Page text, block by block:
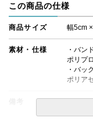
この商品の仕様
商品サイズ 幅5cm
素材・仕様
・バン
ポリプ
・バッ
ポリア
・配達
・玄関